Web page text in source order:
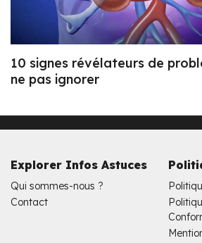
10 signes révélateurs de
ne pas ignorer
Explorer Infos Astuces
Qui sommes-nous ?
Contact